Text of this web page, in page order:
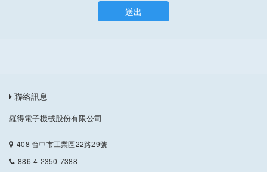
送出
聯絡訊息
羅得電子機械股份有限公司
408 台中市工業區22路29號
886-4-2350-7388